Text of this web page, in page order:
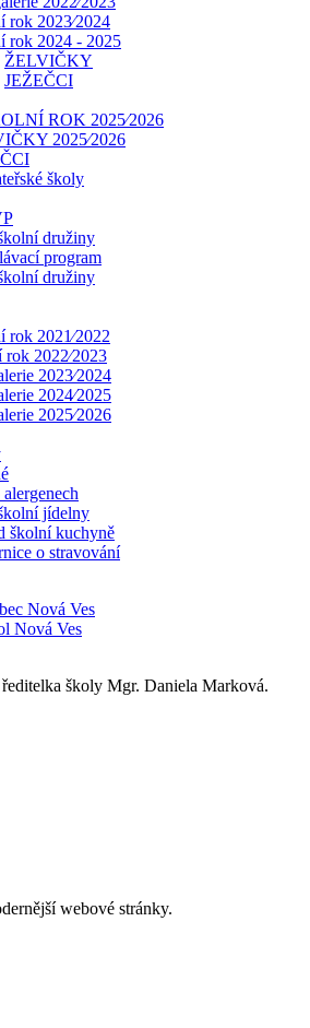
rok 2023⁄2024
rok 2024 - 2025
ŽELVIČKY
JEŽEČCI
ROK 2025⁄2026
2025⁄2026
školy
družiny
program
družiny
rok 2021⁄2022
rok 2022⁄2023
2023⁄2024
2024⁄2025
2025⁄2026
jídelny
školní kuchyně
o stravování
Nová Ves
Nová Ves
školy Mgr. Daniela Marková.
webové stránky.